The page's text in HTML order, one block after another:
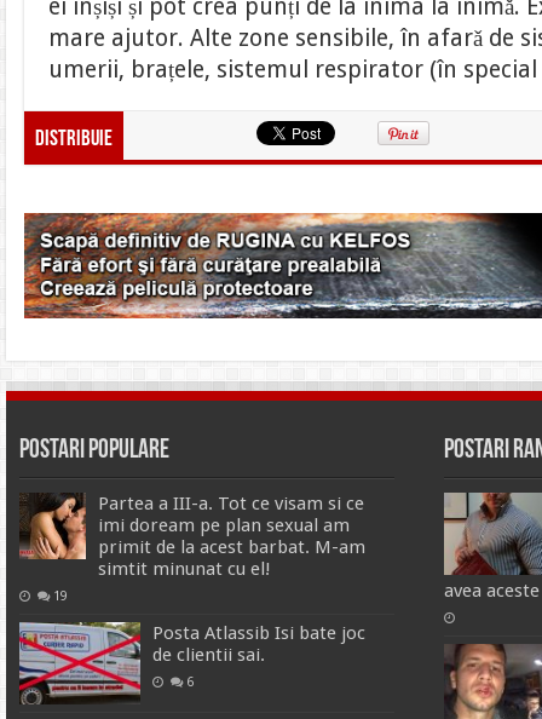
ei înșiși și pot crea punți de la inima la inimǎ.
mare ajutor. Alte zone sensibile, în afarǎ de
umerii, brațele, sistemul respirator (în
Distribuie
Postari Populare
Partea a III-a. Tot ce visam si ce
imi doream pe plan sexual am
primit de la acest barbat. M-am
simtit minunat cu el!
19
Posta Atlassib Isi bate joc
de clientii sai.
6
Postari
avea